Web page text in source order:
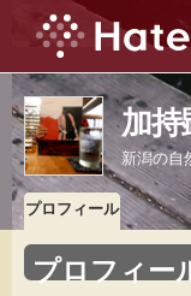
加持
新潟の自
プロフィール
プロフィー